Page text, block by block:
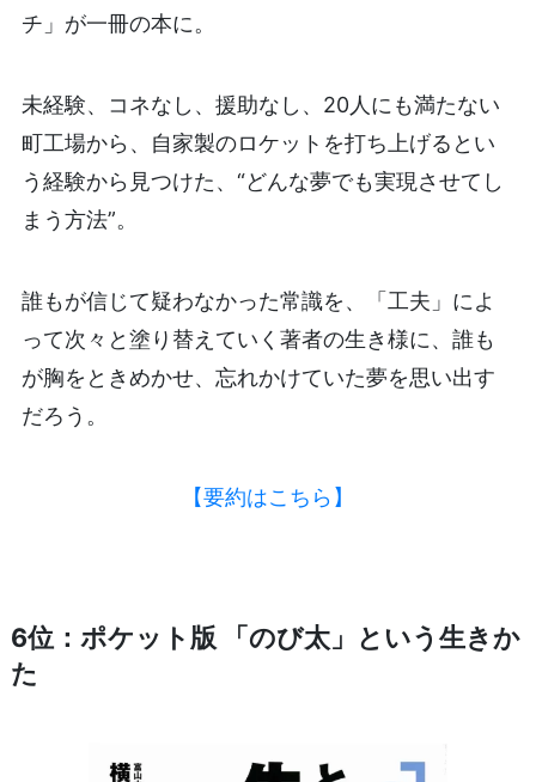
チ」が一冊の本に。
未経験、コネなし、援助なし、20人にも満たない
町工場から、自家製のロケットを打ち上げるとい
う経験から見つけた、“どんな夢でも実現させてし
まう方法”。
誰もが信じて疑わなかった常識を、「工夫」によ
って次々と塗り替えていく著者の生き様に、誰も
が胸をときめかせ、忘れかけていた夢を思い出す
だろう。
【要約はこちら】
6位：ポケット版 「のび太」という生きか
た